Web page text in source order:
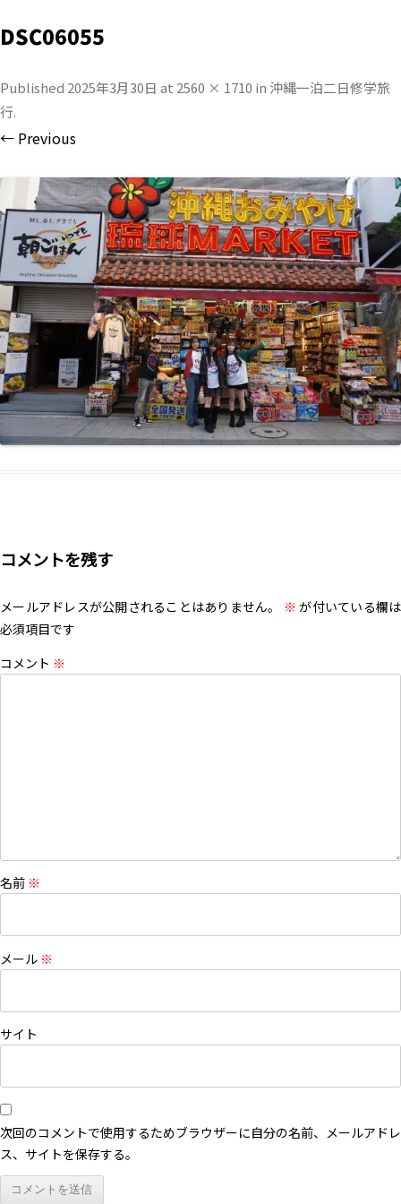
DSC06055
Published 2025年3月30日 at 2560 × 1710 in 沖縄一泊二日修学旅
行.
← Previous
コメントを残す
メールアドレスが公開されることはありません。 ※ が付いている欄は
必須項目です
コメント ※
名前 ※
メール ※
サイト
次回のコメントで使用するためブラウザーに自分の名前、メールアドレ
ス、サイトを保存する。